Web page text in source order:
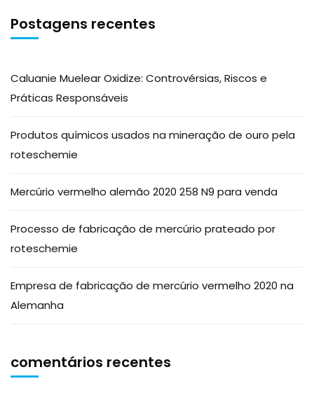
Postagens recentes
Caluanie Muelear Oxidize: Controvérsias, Riscos e
Práticas Responsáveis
Produtos químicos usados na mineração de ouro pela
roteschemie
Mercúrio vermelho alemão 2020 258 N9 para venda
Processo de fabricação de mercúrio prateado por
roteschemie
Empresa de fabricação de mercúrio vermelho 2020 na
Alemanha
comentários recentes